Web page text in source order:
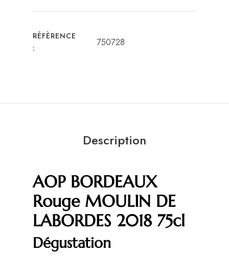
RÉFÈRENCE
:
750728
Description
AOP BORDEAUX
Rouge MOULIN DE
LABORDES 2018 75cl
Dégustation